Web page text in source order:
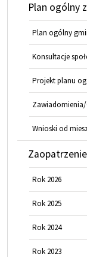
Plan ogólny
Plan ogólny
Konsultacje
Projekt planu
Zawiadomienia/
Wnioski od
Rok 2026
Rok 2025
Rok 2024
Rok 2023